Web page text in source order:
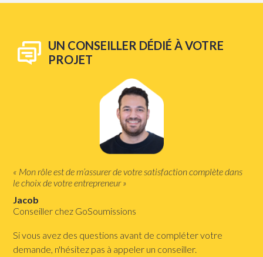
UN CONSEILLER DÉDIÉ À VOTRE
PROJET
« Mon rôle est de m’assurer de votre satisfaction complète dans
le choix de votre entrepreneur »
Jacob
Conseiller chez GoSoumissions
Si vous avez des questions avant de compléter votre
demande, n'hésitez pas à appeler un conseiller.